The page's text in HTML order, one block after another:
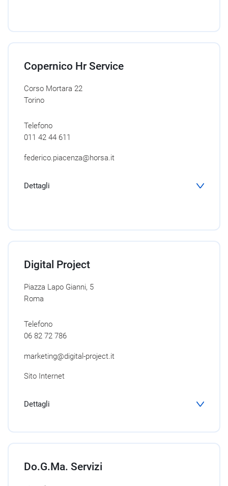
Copernico Hr Service
Corso Mortara 22
Torino
Telefono
011 42 44 611
federico.piacenza@horsa.it
Dettagli
Digital Project
Piazza Lapo Gianni, 5
Roma
Telefono
06 82 72 786
marketing@digital-project.it
Sito Internet
Dettagli
Do.G.Ma. Servizi